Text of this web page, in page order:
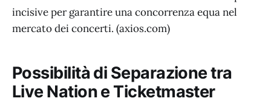
incisive per garantire una concorrenza equa nel
mercato dei concerti. (axios.com)
Possibilità di Separazione tra
Live Nation e Ticketmaster